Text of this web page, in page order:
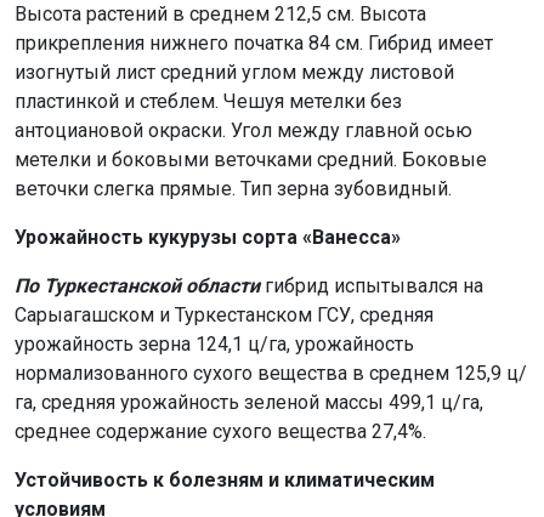
Высота растений в среднем 212,5 см. Высота
прикрепления нижнего початка 84 см. Гибрид имеет
изогнутый лист средний углом между листовой
пластинкой и стеблем. Чешуя метелки без
антоциановой окраски. Угол между главной осью
метелки и боковыми веточками средний. Боковые
веточки слегка прямые. Тип зерна зубовидный.
Урожайность кукурузы сорта «Ванесса»
По Туркестанской областигибрид испытывался на
Сарыагашском и Туркестанском ГСУ, средняя
урожайность зерна 124,1 ц/га, урожайность
нормализованного сухого вещества в среднем 125,9 ц/
га, средняя урожайность зеленой массы 499,1 ц/га,
среднее содержание сухого вещества 27,4%.
Устойчивость к болезням и климатическим
условиям